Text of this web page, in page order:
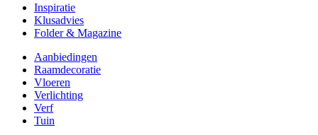
Inspiratie
Klusadvies
Folder & Magazine
Aanbiedingen
Raamdecoratie
Vloeren
Verlichting
Verf
Tuin